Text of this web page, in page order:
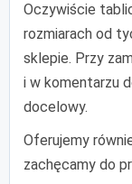
Oczywiście
rozmiarach od
sklepie. Przy
i w komentarzu
docelowy.
Oferujemy
zachęcamy do